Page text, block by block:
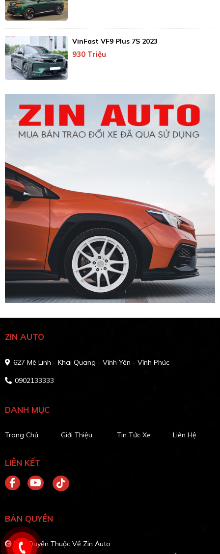
VinFast VF9 Plus 7S 2023
930 Triệu
ZIN AUTO
627 Mê Linh - Khai Quang - Vĩnh Yên - Vĩnh Phúc
0902133333
DANH MỤC
Trang Chủ Giới Thiệu Tin Tức Xe Liên Hệ
LIÊN KẾT
BẢN QUYỀN
Bản Quyền Thuộc Về Zin Auto